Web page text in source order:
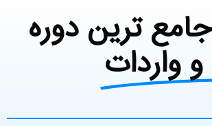
ترین دوره
واردات